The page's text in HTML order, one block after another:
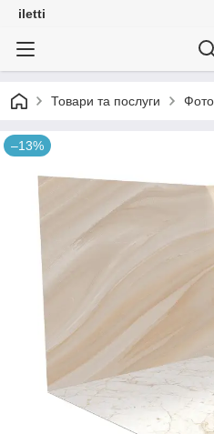
iletti
Товари та послуги
–13%